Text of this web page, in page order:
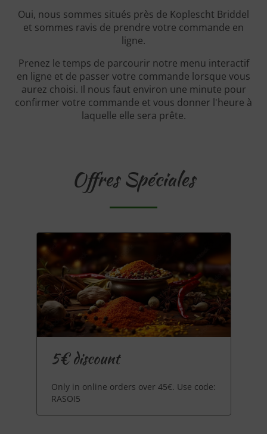
Oui, nous sommes situés près de Koplescht Briddel
et sommes ravis de prendre votre commande en
ligne.
Prenez le temps de parcourir notre menu interactif
en ligne et de passer votre commande lorsque vous
aurez choisi. Il nous faut environ une minute pour
confirmer votre commande et vous donner l'heure à
laquelle elle sera prête.
Offres Spéciales
5€ discount
Only in online orders over 45€. Use code:
RASOI5